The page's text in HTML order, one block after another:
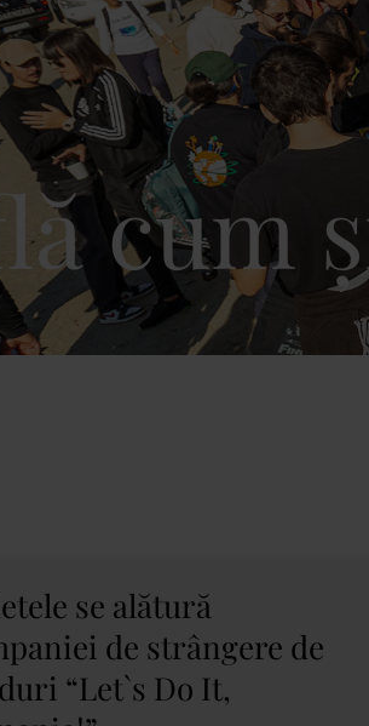
cum
se alătură
de strângere de
“Let`s Do It,